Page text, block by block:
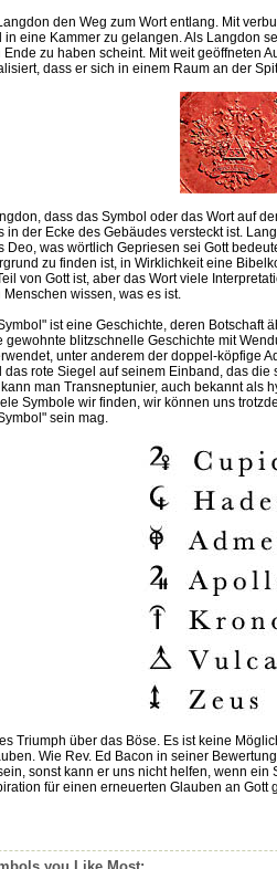
den Weg zum Wort entlang. Mit
eine Kammer zu gelangen. Als Langdon
zu haben scheint. Mit weit geöffneten
dass er sich in einem Raum an der
dass das Symbol oder das Wort auf
in der Ecke des Gebäudes versteckt ist.
Deo, was wörtlich Gepriesen sei Gott
zu finden ist, in Wirklichkeit eine
von Gott ist, aber das Wort viele
wissen, was es ist.
ist eine Geschichte, deren Botschaft
gewohnte blitzschnelle Geschichte mit
unter anderem der doppel-köpfige
das rote Siegel auf seinem Einband, das
man Transneptunier, auch bekannt als
Symbole wir finden, wir können uns
sein mag.
Triumph über das Böse. Es ist keine
Wie Rev. Ed Bacon in seiner
sonst kann er uns nicht helfen, wenn ein
für einen erneuerten Glauben an Gott